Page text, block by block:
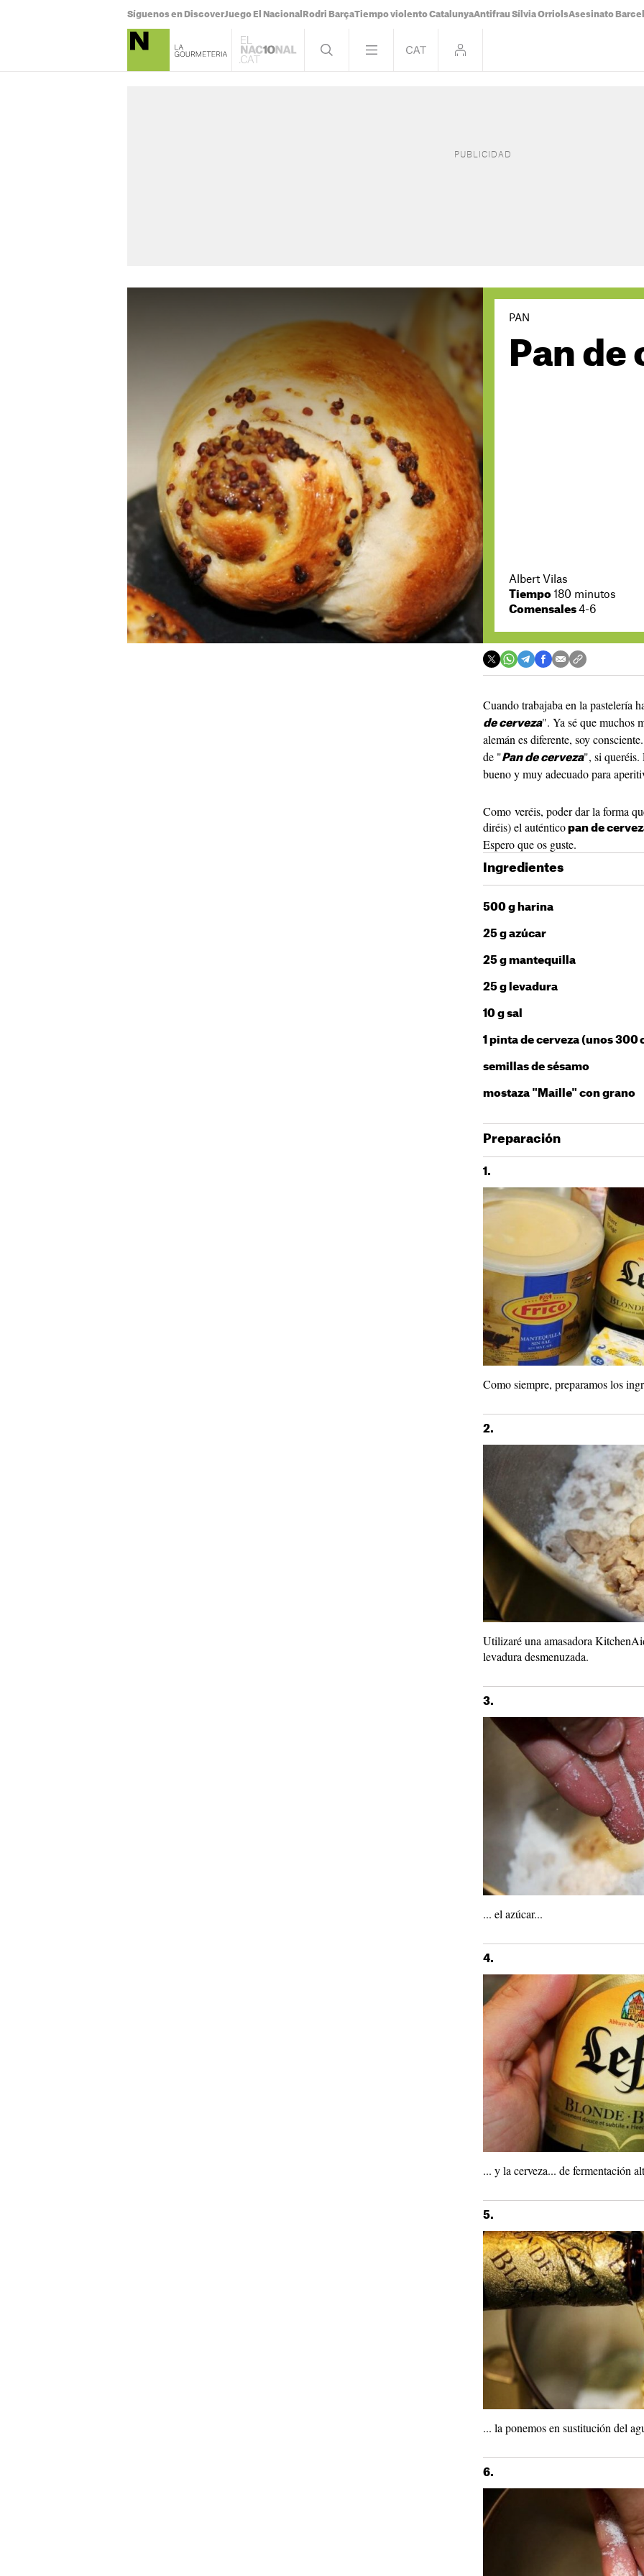
Síguenos en DiscoverJuego El Nacional Rodri BarçaTiempo violento CatalunyaAntifrau Sílvia OrriolsAsesinato
PAN
Pan de
Albert Vilas
Tiempo 180 minutos
Comensales 4-6
Cuando trabajaba en la pastelería
de cerveza". Ya sé que muchos
alemán es diferente, soy
de "Pan de cerveza", si queréis.
bueno y muy adecuado para
Como veréis, poder dar la forma
diréis) el auténtico pan de
Espero que os guste.
Ingredientes
500 g harina
25 g azúcar
25 g mantequilla
25 g levadura
10 g sal
1 pinta de cerveza (unos 300
semillas de sésamo
mostaza "Maille" con grano
Preparación
1.
Como siempre, preparamos los
2.
Utilizaré una amasadora
levadura desmenuzada.
3.
... el azúcar...
4.
... y la cerveza... de fermentación
5.
... la ponemos en sustitución del
6.